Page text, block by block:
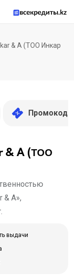
& A (ТОО Инкар
Промокоды
& A (ТОО
& A»,
выдачи